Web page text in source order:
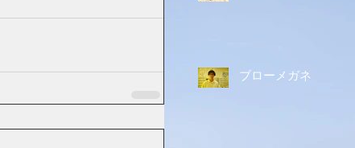
ブローメガネ